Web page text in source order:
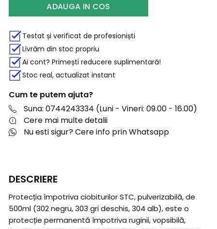
ADAUGA IN COS
Testat și verificat de profesioniști
Livrăm din stoc propriu
Ai cont? Primești reducere suplimentară!
Stoc real, actualizat instant
Cum te putem ajuta?
Suna: 0744243334 (Luni - Vineri: 09.00 - 16.00)
Cere mai multe detalii
Nu esti sigur? Cere info prin Whatsapp
DESCRIERE
Protecția împotriva ciobiturilor STC, pulverizabilă, de
500ml (302 negru, 303 gri deschis, 304 alb), este o
protecție permanentă împotriva ruginii, vopsibilă,